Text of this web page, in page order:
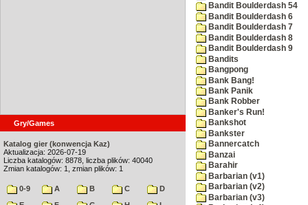
Gry/Games
Katalog gier (konwencja Kaz)
Aktualizacja: 2026-07-19
Liczba katalogów: 8878, liczba plików: 40040
Zmian katalogów: 1, zmian plików: 1
0-9 A B C
D
Bandit Boulderdash 54
Bandit Boulderdash 6
Bandit Boulderdash 7
Bandit Boulderdash 8
Bandit Boulderdash 9
Bandits
Bangpong
Bank Bang!
Bank Panik
Bank Robber
Banker's Run!
Bankshot
Bankster
Bannercatch
Banzai
Barahir
Barbarian (v1)
Barbarian (v2)
Barbarian (v3)